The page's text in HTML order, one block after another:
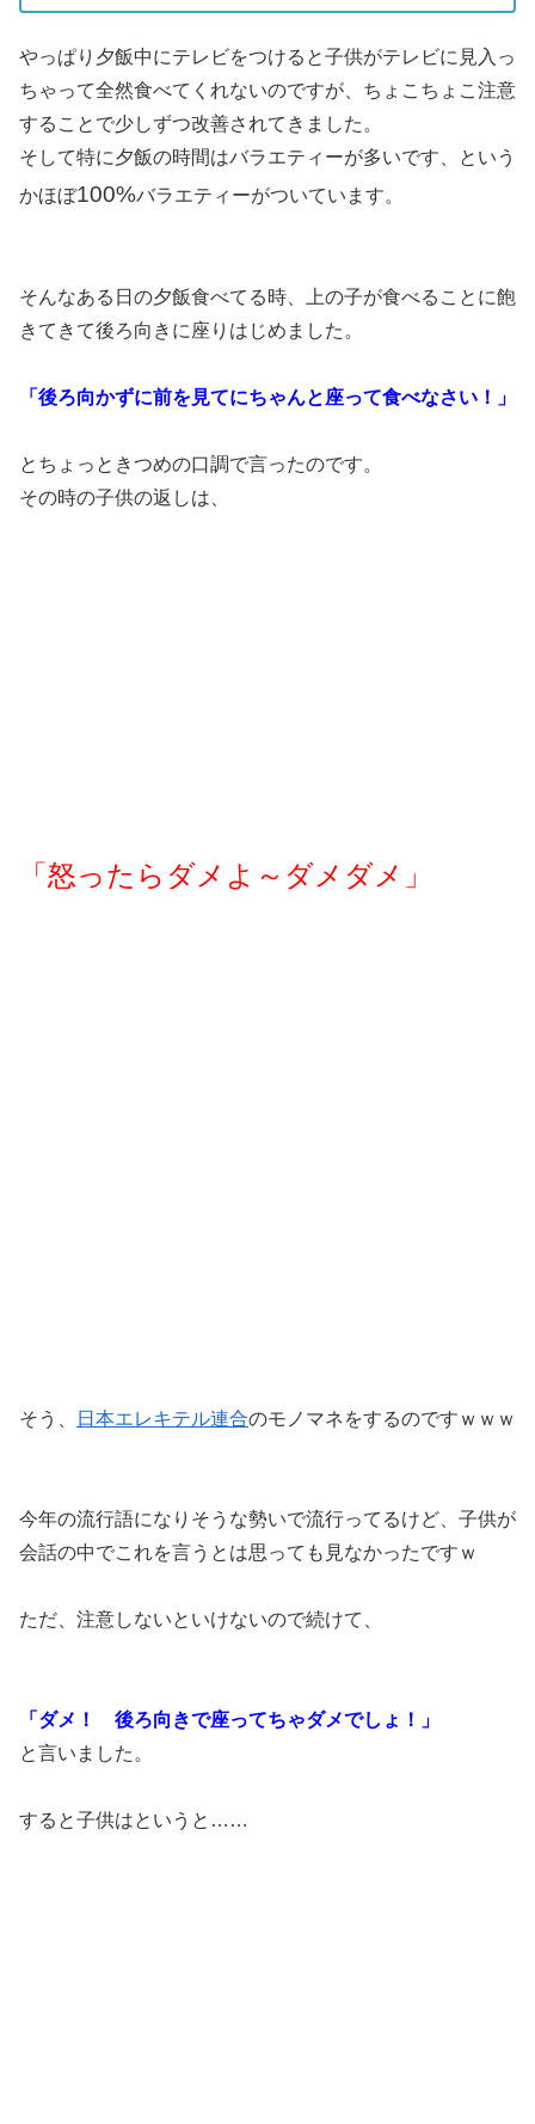
やっぱり夕飯中にテレビをつけると子供がテレビに見入っ
ちゃって全然食べてくれないのですが、ちょこちょこ注意
することで少しずつ改善されてきました。
そして特に夕飯の時間はバラエティーが多いです、という
かほぼ100%バラエティーがついています。
そんなある日の夕飯食べてる時、上の子が食べることに飽
きてきて後ろ向きに座りはじめました。
「後ろ向かずに前を見てにちゃんと座って食べなさい！」
とちょっときつめの口調で言ったのです。
その時の子供の返しは、
「怒ったらダメよ～ダメダメ」
そう、 日本エレキテル連合のモノマネをするのですｗｗｗ
今年の流行語になりそうな勢いで流行ってるけど、子供が
会話の中でこれを言うとは思っても見なかったですｗ
ただ、注意しないといけないので続けて、
「ダメ！ 後ろ向きで座ってちゃダメでしょ！」
と言いました。
すると子供はというと……